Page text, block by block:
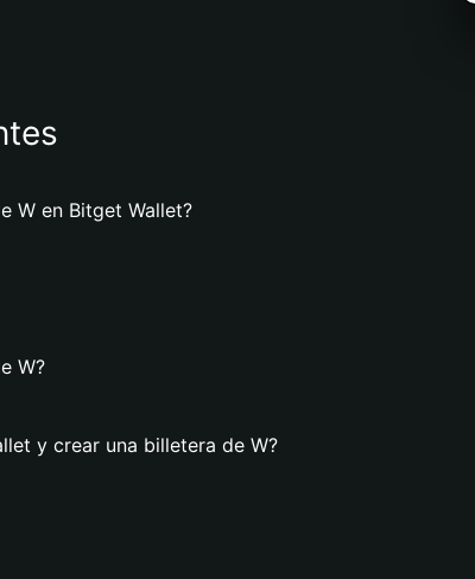
W en Bitget Wallet?
W?
y crear una billetera de W?